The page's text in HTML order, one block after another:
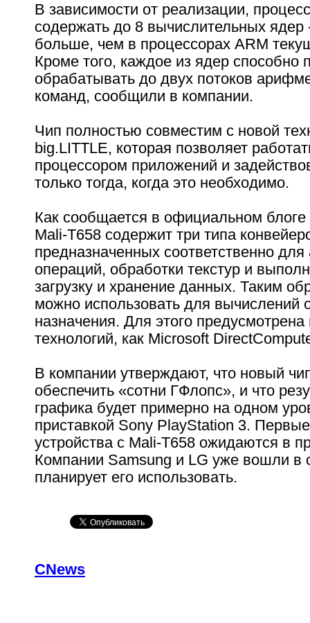
В зависимости от реализации,
содержать до 8 вычислительных ядер
больше, чем в процессорах ARM
Кроме того, каждое из ядер способно
обрабатывать до двух потоков
команд, сообщили в компании.
Чип полностью совместим с новой
big.LITTLE, которая позволяет
процессором приложений и
только тогда, когда это необходимо.
Как сообщается в официальном блоге
Mali-T658 содержит три типа
предназначенных соответственно
операций, обработки текстур и
загрузку и хранение данных. Таким
можно использовать для вычислений
назначения. Для этого
технологий, как Microsoft
В компании утверждают, что новый
обеспечить «сотни ГФлопс», и что
графика будет примерно на одном
приставкой Sony PlayStation 3.
устройства с Mali-T658 ожидаются в
Компании Samsung и LG уже вошли в
планирует его использовать.
CNews